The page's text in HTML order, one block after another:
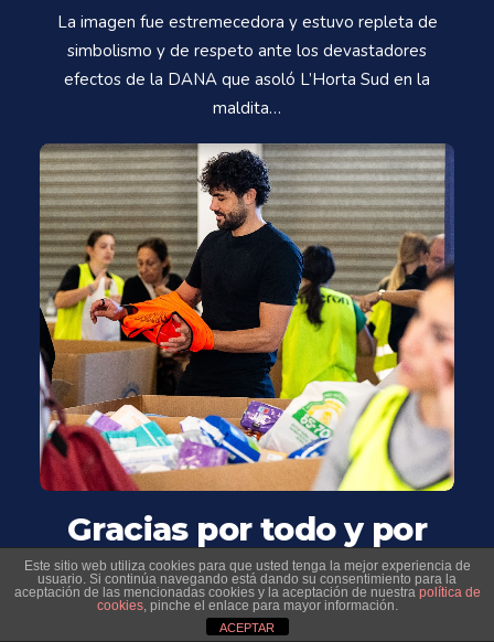
La imagen fue estremecedora y estuvo repleta de
simbolismo y de respeto ante los devastadores
efectos de la DANA que asoló L’Horta Sud en la
maldita…
Gracias por todo y por
tanto ¡Seguimos!
Levante UD agradece
Este sitio web utiliza cookies para que usted tenga la mejor experiencia de
usuario. Si continúa navegando está dando su consentimiento para la
aceptación de las mencionadas cookies y la aceptación de nuestra política de
cookies, pinche el enlace para mayor información.
ACEPTAR